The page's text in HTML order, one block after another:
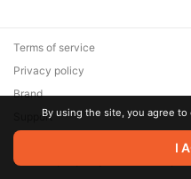
© 2026 Zaya Solutions
are the property of their
Terms of service
Privacy policy
Brand
SupportBy using the site, you agree
I